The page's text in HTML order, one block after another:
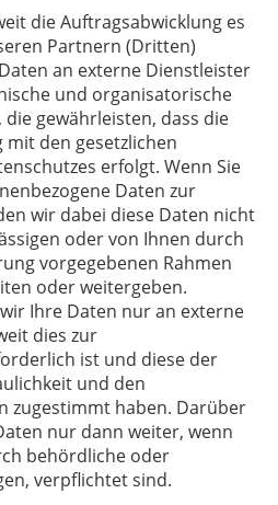
die Auftragsabwicklung es
Partnern (Dritten)
an externe Dienstleister
und organisatorische
gewährleisten, dass die
mit den gesetzlichen
erfolgt. Wenn Sie
Daten zur
wir dabei diese Daten nicht
oder von Ihnen durch
vorgegebenen Rahmen
oder weitergeben.
Ihre Daten nur an externe
dies zur
ist und diese der
und den
zugestimmt haben. Darüber
nur dann weiter, wenn
behördliche oder
verpflichtet sind.